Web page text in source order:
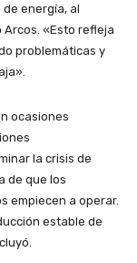
energía, al
Arcos. «Esto refleja
problemáticas y
ocasiones
la crisis de
de que los
empiecen a operar.
estable de